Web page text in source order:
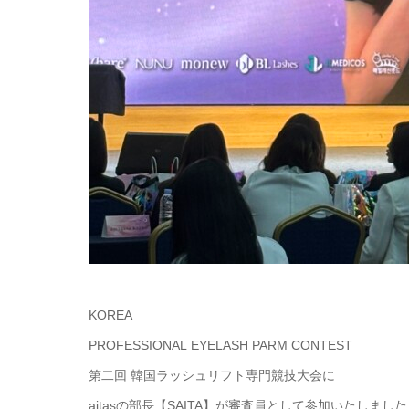
KOREA
PROFESSIONAL EYELASH PARM CONTEST
第二回 韓国ラッシュリフト専門競技大会に
aitasの部長【SAITA】が審査員として参加いたしまし